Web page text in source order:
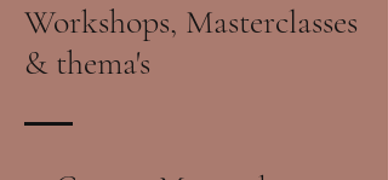
Workshops, Masterclasses
& thema's